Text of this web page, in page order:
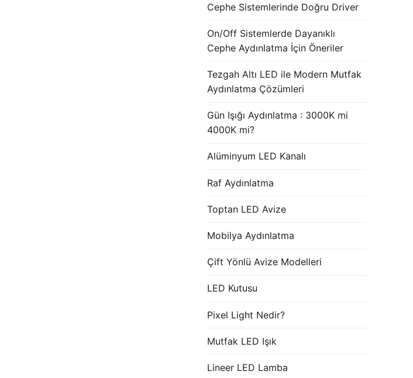
Cephe Sistemlerinde Doğru Driver
On/Off Sistemlerde Dayanıklı
Cephe Aydınlatma İçin Öneriler
Tezgah Altı LED ile Modern Mutfak
Aydınlatma Çözümleri
Gün Işığı Aydınlatma : 3000K mi
4000K mi?
Alüminyum LED Kanalı
Raf Aydınlatma
Toptan LED Avize
Mobilya Aydınlatma
Çift Yönlü Avize Modelleri
LED Kutusu
Pixel Light Nedir?
Mutfak LED Işık
Lineer LED Lamba